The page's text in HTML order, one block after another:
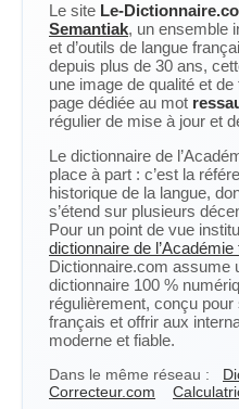
Le site Le-
Semantiak, un ensemble
et d’outils de langue
depuis plus de 30 ans,
une image de qualité et
page dédiée au mot
régulier de mise à jour et
Le dictionnaire de
place à part : c’est la
historique de la langue,
s’étend sur plusieurs
Pour un point de vue
dictionnaire de
Dictionnaire.com assume
dictionnaire 100 %
régulièrement, conçu pour
français et offrir aux
moderne et fiable.
Dans le même réseau :
Correcteur.com